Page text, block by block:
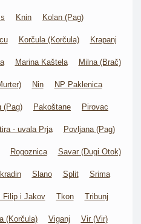
Knin Kolan (Pag)
Korčula (Korčula) Krapanj
Marina Kaštela Milna (Brač)
Nin NP Paklenica
(Pag) Pakoštane Pirovac
- uvala Prja Povljana (Pag)
Rogoznica Savar (Dugi Otok)
Slano Split Srima
Filip i Jakov Tkon Tribunj
(Korčula) Viganj Vir (Vir)